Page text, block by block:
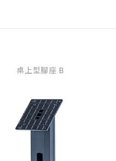
桌上型腳座 B